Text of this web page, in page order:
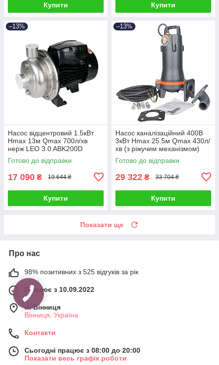
Купити Купити
–13%
Насос відцентровий 1.5кВт
Hmax 13м Qmax 700л/хв
нерж LEO 3.0 ABK200D
(775535)
Готово до відправки
17 090 ₴ 19 644 ₴
Купити
–13%
Насос каналізаційний 400В
3кВт Hmax 25.5м Qmax 430л/
хв (з ріжучим механізмом)
LEO 3.0 50SWP12-22-3L/QG
(7739643)
Готово до відправки
29 322 ₴ 33 704 ₴
Купити
Показати ще
Про нас
98% позитивних з 525 відгуків за рік
Працює з 10.09.2022
м. Вінниця
Вінниця, Україна
Контакти
Сьогодні працює з 08:00 до 20:00
Показати весь графік роботи